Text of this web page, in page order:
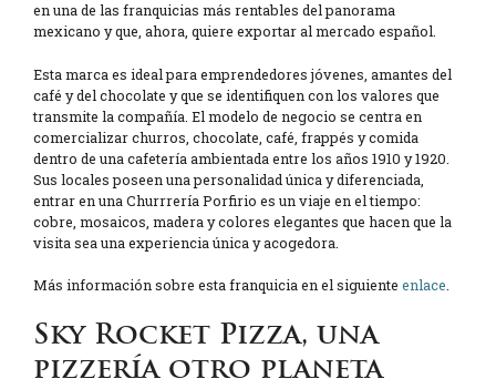
en una de las franquicias más rentables del panorama
mexicano y que, ahora, quiere exportar al mercado español.
Esta marca es ideal para emprendedores jóvenes, amantes del
café y del chocolate y que se identifiquen con los valores que
transmite la compañía. El modelo de negocio se centra en
comercializar churros, chocolate, café, frappés y comida
dentro de una cafetería ambientada entre los años 1910 y 1920.
Sus locales poseen una personalidad única y diferenciada,
entrar en una Churrrería Porfirio es un viaje en el tiempo:
cobre, mosaicos, madera y colores elegantes que hacen que la
visita sea una experiencia única y acogedora.
Más información sobre esta franquicia en el siguiente enlace
Sky Rocket Pizza, una
pizzería otro planeta